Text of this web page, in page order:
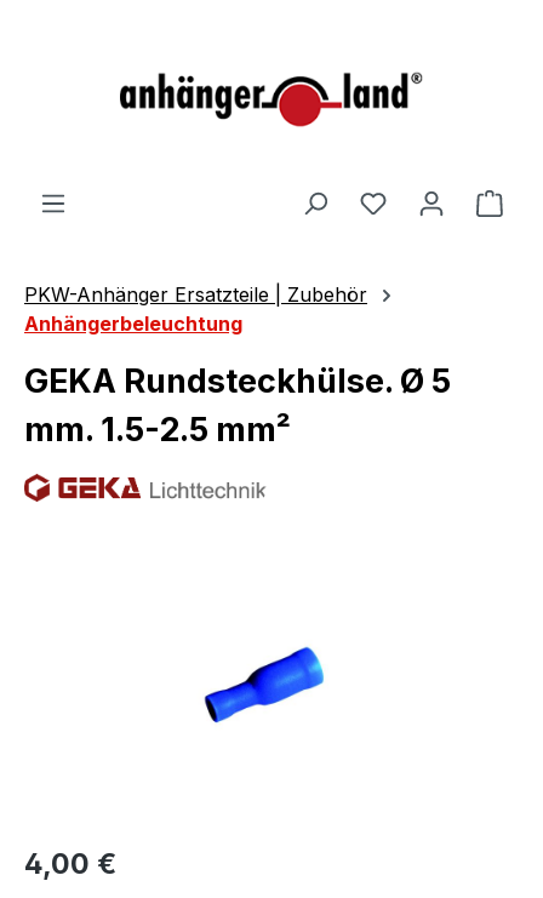
PKW-Anhänger Ersatzteile | Zubehör
Anhängerbeleuchtung
GEKA Rundsteckhülse. Ø 5
mm. 1.5-2.5 mm²
4,00 €